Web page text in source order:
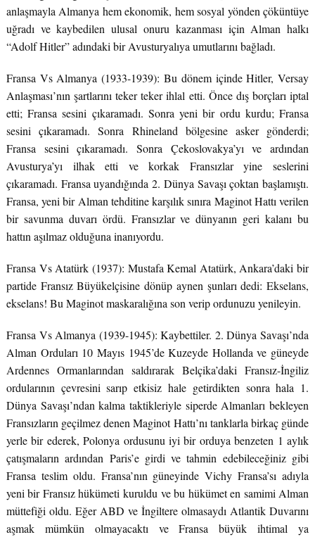
anlaşmayla Almanya hem ekonomik, hem sosyal yönden çöküntüye
uğradı ve kaybedilen ulusal onuru kazanması için Alman halkı
“Adolf Hitler” adındaki bir Avusturyalıya umutlarını bağladı.
Fransa Vs Almanya (1933-1939): Bu dönem içinde Hitler, Versay
Anlaşması’nın şartlarını teker teker ihlal etti. Önce dış borçları iptal
etti; Fransa sesini çıkaramadı. Sonra yeni bir ordu kurdu; Fransa
sesini çıkaramadı. Sonra Rhineland bölgesine asker gönderdi;
Fransa sesini çıkaramadı. Sonra Çekoslovakya’yı ve ardından
Avusturya’yı ilhak etti ve korkak Fransızlar yine seslerini
çıkaramadı. Fransa uyandığında 2. Dünya Savaşı çoktan başlamıştı.
Fransa, yeni bir Alman tehditine karşılık sınıra Maginot Hattı verilen
bir savunma duvarı ördü. Fransızlar ve dünyanın geri kalanı bu
hattın aşılmaz olduğuna inanıyordu.
Fransa Vs Atatürk (1937): Mustafa Kemal Atatürk, Ankara’daki bir
partide Fransız Büyükelçisine dönüp aynen şunları dedi: Ekselans,
ekselans! Bu Maginot maskaralığına son verip ordunuzu yenileyin.
Fransa Vs Almanya (1939-1945): Kaybettiler. 2. Dünya Savaşı’nda
Alman Orduları 10 Mayıs 1945’de Kuzeyde Hollanda ve güneyde
Ardennes Ormanlarından saldırarak Belçika’daki Fransız-İngiliz
ordularının çevresini sarıp etkisiz hale getirdikten sonra hala 1.
Dünya Savaşı’ndan kalma taktikleriyle siperde Almanları bekleyen
Fransızların geçilmez denen Maginot Hattı’nı tanklarla birkaç günde
yerle bir ederek, Polonya ordusunu iyi bir orduya benzeten 1 aylık
çatışmaların ardından Paris’e girdi ve tahmin edebileceğiniz gibi
Fransa teslim oldu. Fransa’nın güneyinde Vichy Fransa’sı adıyla
yeni bir Fransız hükümeti kuruldu ve bu hükümet en samimi Alman
müttefiği oldu. Eğer ABD ve İngiltere olmasaydı Atlantik Duvarını
aşmak mümkün olmayacaktı ve Fransa büyük ihtimal ya